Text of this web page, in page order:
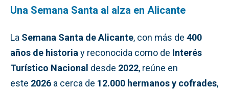
Una Semana Santa al alza en Alicante
La Semana Santa de Alicante, con más de 400
años de historia y reconocida como de Interés
Turístico Nacional desde 2022, reúne en
este 2026 a cerca de 12.000 hermanos y cofrades,